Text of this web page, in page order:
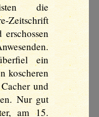
die
Zeitschrift
ein
koscheren
und
Nur gut
am 15.